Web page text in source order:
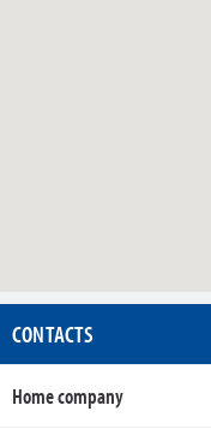
CONTACTS
Home company